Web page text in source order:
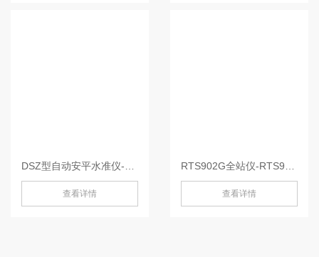
查看详情 查看详情